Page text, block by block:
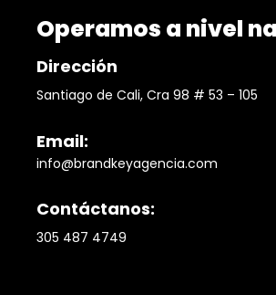
Operamos a nivel
Dirección
Santiago de Cali, Cra 98 # 53 – 105
Email:
info@brandkeyagencia.com
Contáctanos:
305 487 4749